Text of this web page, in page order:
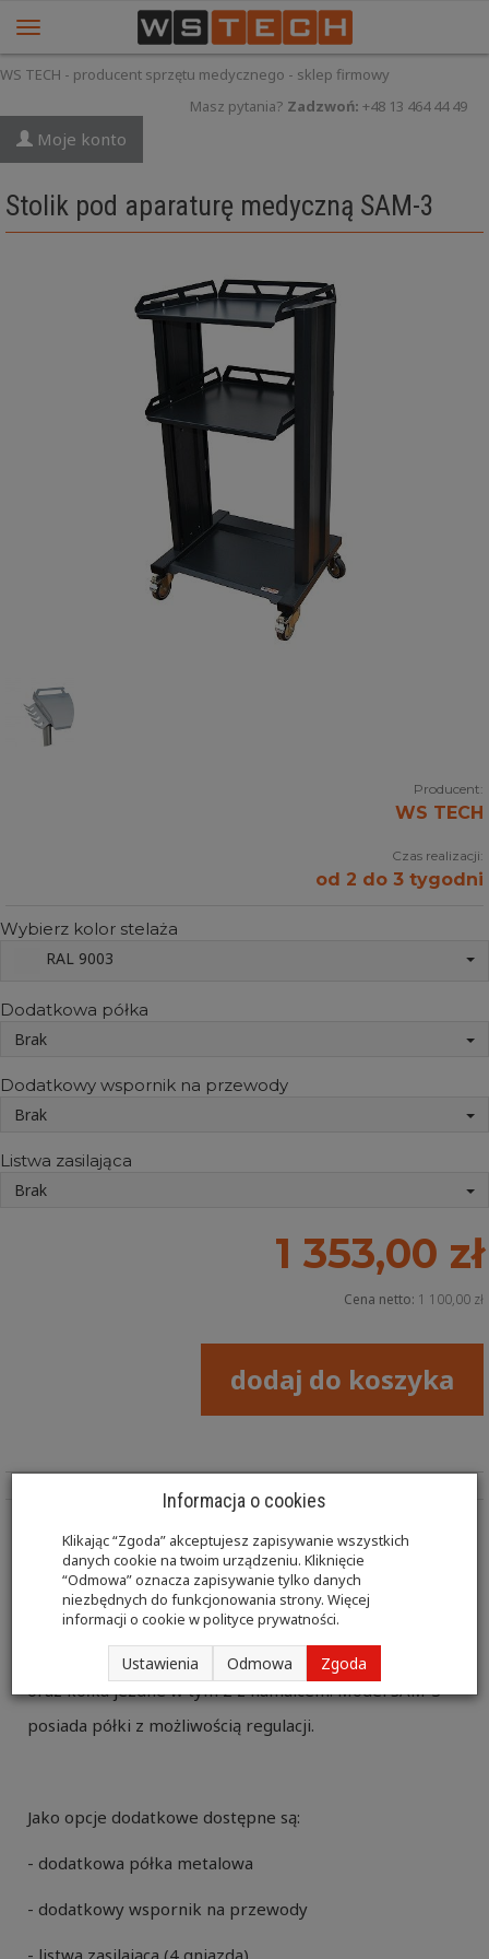
WS TECH - producent sprzętu medycznego - sklep firmowy
Masz pytania? Zadzwoń: +48 13 464 44 49
Moje konto
Stolik pod aparaturę medyczną SAM-3
Producent:
WS TECH
Czas realizacji:
od 2 do 3 tygodni
Wybierz kolor stelaża
RAL 9003
Dodatkowa półka
Brak
Dodatkowy wspornik na przewody
Brak
Listwa zasilająca
Brak
1 353,00 zł
Cena netto: 1 100,00 zł
dodaj do koszyka
Stolik pod aparaturę medyczną posiada stabilną
stalową konstrukcję pokrytą farbą proszkową. W
standardzie stolik wyposażony jest w dwie metalowe
półki z podniesionym rantem, wspornik na przewody
oraz kółka jezdne w tym 2 z hamulcem. Model SAM-3
posiada półki z możliwością regulacji.
Jako opcje dodatkowe dostępne są:
- dodatkowa półka metalowa
- dodatkowy wspornik na przewody
- listwa zasilająca (4 gniazda)
Informacja o cookies
Klikając “Zgoda” akceptujesz zapisywanie wszystkich
danych cookie na twoim urządzeniu. Kliknięcie
“Odmowa” oznacza zapisywanie tylko danych
niezbędnych do funkcjonowania strony. Więcej
informacji o cookie wpolityce prywatności.
Ustawienia Odmowa Zgoda